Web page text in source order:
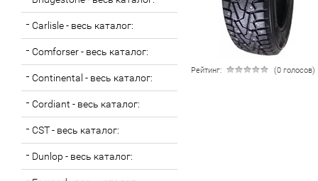
Рейтинг: (0 голосов)
Carlisle - весь каталог:
Comforser - весь каталог:
Continental - весь каталог:
Cordiant - весь каталог:
CST - весь каталог:
Dunlop - весь каталог: